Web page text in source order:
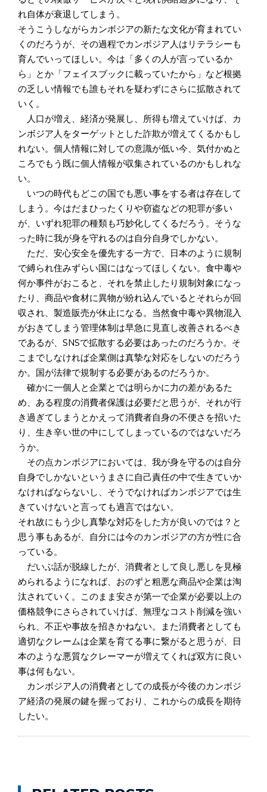
れ自体が衰退してしまう。
そうこうしながらカンボジアの新たな文化が育まれてい
くのだろうが、その過程でカンボジア人はリテラシーも
育んでいってほしい。今は「多くの人が言っているか
ら」とか「フェイスブックに載っていたから」など根拠
の乏しい情報でも誰もそれを疑わずにさらに拡散されて
いく。
人口が増え、経済が発展し、所得も増えていけば、カ
ンボジア人をターゲットとした詐欺が増えてくるかもし
れない。個人情報に対しての意識が低い今、気付かぬと
ころでもう既に個人情報が収集されているのかもしれな
い。
いつの時代もどこの国でも悪い事をする者は存在して
しまう。今はだまひったくりや窃盗などの犯罪が多い
が、いずれ犯罪の種類も巧妙化してくるだろう。そうな
った時に我が身を守れるのは自分自身でしかない。
ただ、安心安全を優先する一方で、日本のように規制
で縛られ住みずらい国にはなってほしくない。食中毒や
何か事件がおこると、それを禁止したり規制対象になっ
たり、商品や食材に異物が紛れ込んでいるとそれらが回
収され、製造販売が休止になる。当然食中毒や異物混入
がおきてしまう管理体制は早急に見直し改善されるべき
であるが、SNSで拡散する必要はあったのだろうか。そ
こまでしなければ企業側は真摯な対応をしないのだろう
か。国が法律で規制する必要があるのだろうか。
確かに一個人と企業とでは明らかに力の差があるた
め、ある程度の消費者保護は必要だと思うが、それが行
き過ぎてしまうとかえって消費者自身の不便さを招いた
り、生き辛い世の中にしてしまっているのではないだろ
うか。
その点カンボジアにおいては、我が身を守るのは自分
自身でしかないというまさに自己責任の中で生きていか
なければならないし、そうでなければカンボジアでは生
きていけないと言っても過言ではない。
それ故にもう少し真摯な対応をした方が良いのでは？と
思う事もあるが、自分には今のカンボジアの方が性に合
っている。
だいぶ話が脱線したが、消費者として良し悪しを見極
められるようになれば、おのずと粗悪な商品や企業は淘
汰されていく。このまま安さが第一で企業が必要以上の
価格競争にさらされていけば、無理なコスト削減を強い
られ、不正や事故を招きかねない。また消費者としても
適切なクレームは企業を育てる事に繋がると思うが、日
本のような悪質なクレーマーが増えてくれば双方に良い
事は何もない。
カンボジア人の消費者としての成長が今後のカンボジ
ア経済の発展の鍵を握っており、これからの成長を期待
したい。